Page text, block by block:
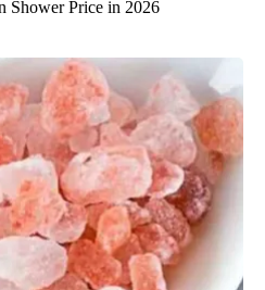
Shower Price in 2026